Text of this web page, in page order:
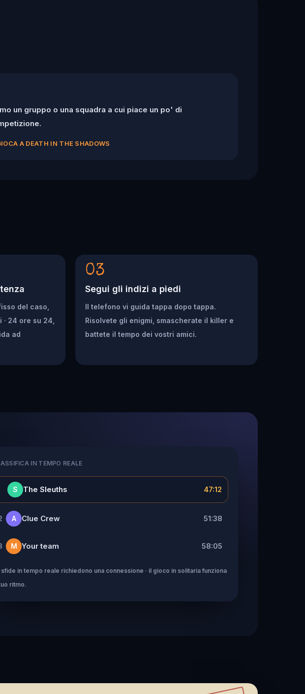
un gruppo o una squadra a cui piace un po' di
A DEATH IN THE SHADOWS
del caso,
24 ore su 24,
ad
03
Segui gli indizi a piedi
Il telefono vi guida tappa dopo tappa.
Risolvete gli enigmi, smascherate il killer e
battete il tempo dei vostri amici.
IN TEMPO REALE
S The Sleuths 47:12
A Clue Crew 51:38
M Your team 58:05
sfide in tempo reale richiedono una connessione · il gioco in solitaria funziona
ritmo.